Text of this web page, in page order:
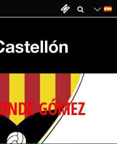
GÓMEZ